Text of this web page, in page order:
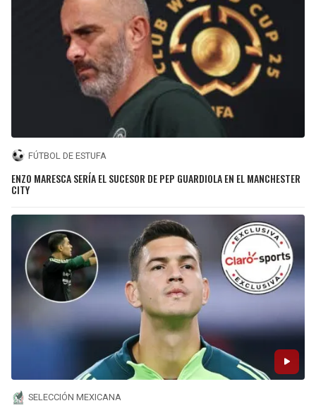
FÚTBOL DE ESTUFA
ENZO MARESCA SERÍA EL SUCESOR DE PEP GUARDIOLA EN EL MANCHESTER
CITY
SELECCIÓN MEXICANA